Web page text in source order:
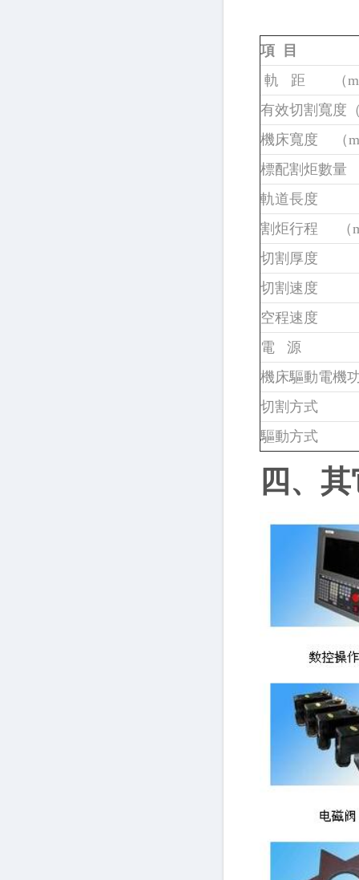
項 目
軌 距 （
有效切割寬度
機床寬度 （
標配割炬數量
軌道長度
割炬行程 （
切割厚度
切割速度
空程速度
電 源
機床驅動電機
切割方式
驅動方式
四、